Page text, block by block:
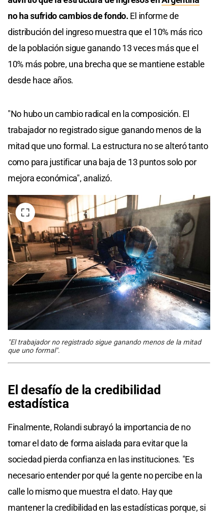
no ha sufrido cambios de fondo. El informe de
distribución del ingreso muestra que el 10% más rico
de la población sigue ganando 13 veces más que el
10% más pobre, una brecha que se mantiene estable
desde hace años.
"No hubo un cambio radical en la composición. El
trabajador no registrado sigue ganando menos de la
mitad que uno formal. La estructura no se alteró tanto
como para justificar una baja de 13 puntos solo por
mejora económica", analizó.
"El trabajador no registrado sigue ganando menos de la mitad
que uno formal".
El desafío de la credibilidad
estadística
Finalmente, Rolandi subrayó la importancia de no
tomar el dato de forma aislada para evitar que la
sociedad pierda confianza en las instituciones. "Es
necesario entender por qué la gente no percibe en la
calle lo mismo que muestra el dato. Hay que
mantener la credibilidad en las estadísticas porque, si